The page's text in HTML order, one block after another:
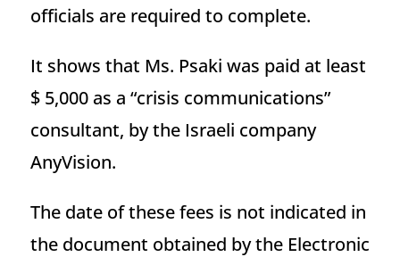
officials are required to complete.
It shows that Ms. Psaki was paid at least
$ 5,000 as a “crisis communications”
consultant, by the Israeli company
AnyVision.
The date of these fees is not indicated in
the document obtained by the Electronic